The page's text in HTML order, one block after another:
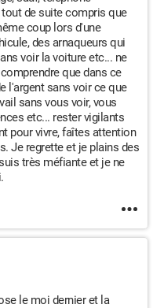
tout de suite compris que
coup lors d'une
des arnaqueurs qui
voir la voiture etc... ne
que dans ce
l'argent sans voir ce que
sans vous voir, vous
etc... rester vigilants
pour vivre, faîtes attention
Je regrette et je plains des
très méfiante et je ne
le moi dernier et la